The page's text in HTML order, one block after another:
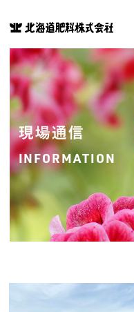
現場通信
INFORMATION